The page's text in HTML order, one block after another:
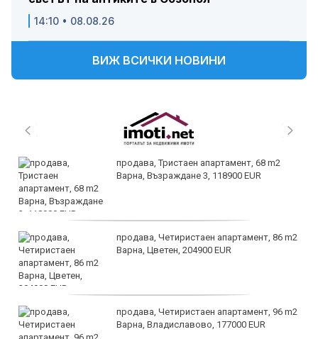
14:10 • 08.08.26
ВИЖ ВСИЧКИ НОВИНИ
продава, Тристаен апартамент, 68 m2
Варна, Възраждане 3, 118900 EUR
продава, Четиристаен апартамент, 86 m2
Варна, Цветен, 204900 EUR
продава, Четиристаен апартамент, 96 m2
Варна, Владиславово, 177000 EUR